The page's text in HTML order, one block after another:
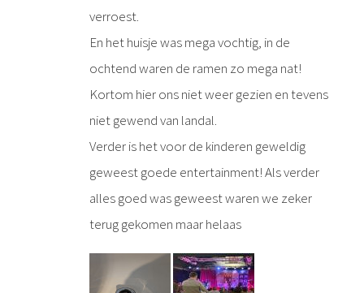
verroest.
En het huisje was mega vochtig, in de
ochtend waren de ramen zo mega nat!
Kortom hier ons niet weer gezien en tevens
niet gewend van landal.
Verder is het voor de kinderen geweldig
geweest goede entertainment! Als verder
alles goed was geweest waren we zeker
terug gekomen maar helaas